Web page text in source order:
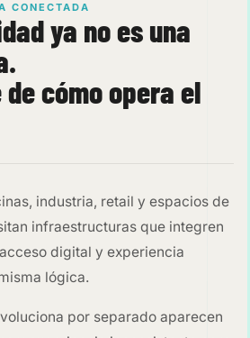
CONECTADA
ya no es una
cómo opera el
industria, retail y espacios de
infraestructuras que integren
digital y experiencia
lógica.
por separado aparecen